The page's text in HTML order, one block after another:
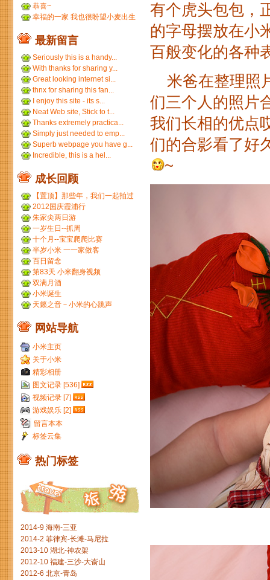
有个虎头包包，
的字母摆放在小
百般变化的各种
米爸在整理照
们三个人的照片
我们长相的优点
们的合影看了好
~
恭喜~
幸福的一家 我也很盼望小麦出生
最新留言
Seriously this is a handy...
With thanks for sharing y...
Great looking internet si...
thnx for sharing this fan...
I enjoy this site - its s...
Neat Web site, Stick to t...
Thanks extremely practica...
Simply just needed to emp...
Superb webpage you have g...
Incredible, this is a hel...
成长回顾
【置顶】那些年，我们一起拍过
的胶片...
2012国庆霞浦行
朱家尖两日游
一岁生日--抓周
十个月--宝宝爬爬比赛
半岁小米 一一家做客
百日留念
第83天 小米翻身视频
双满月酒
小米诞生
天籁之音－小米的心跳声
网站导航
小米主页
关于小米
精彩相册
图文记录 [536]
视频记录 [7]
游戏娱乐 [2]
留言本本
标签云集
热门标签
2014-9 海南-三亚
2014-2 菲律宾-长滩-马尼拉
2013-10 湖北-神农架
2012-10 福建-三沙-大嵛山
2012-6 北京-青岛